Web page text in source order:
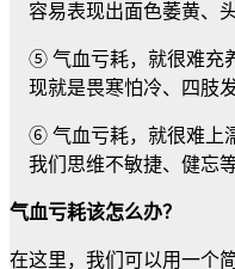
容易表现出面色萎黄、
⑤ 气血亏耗，就很难充
现就是畏寒怕冷、四肢
⑥ 气血亏耗，就很难上
我们思维不敏捷、健忘等
气血亏耗该怎么办？
在这里，我们可以用一个